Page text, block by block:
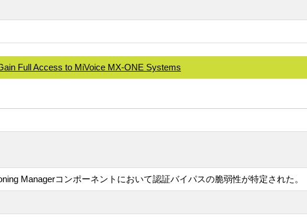
Full Access to MiVoice MX-ONE Systems
Managerコンポーネントにおいて認証バイパスの脆弱性が特定された。